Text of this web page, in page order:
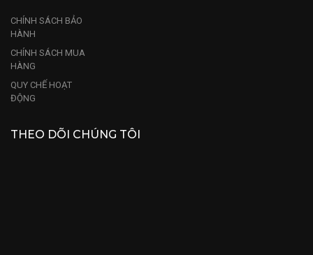
CHÍNH SÁCH BẢO
HÀNH
CHÍNH SÁCH MUA
HÀNG
QUY CHẾ HOẠT
ĐỘNG
THEO DÕI CHÚNG TÔI